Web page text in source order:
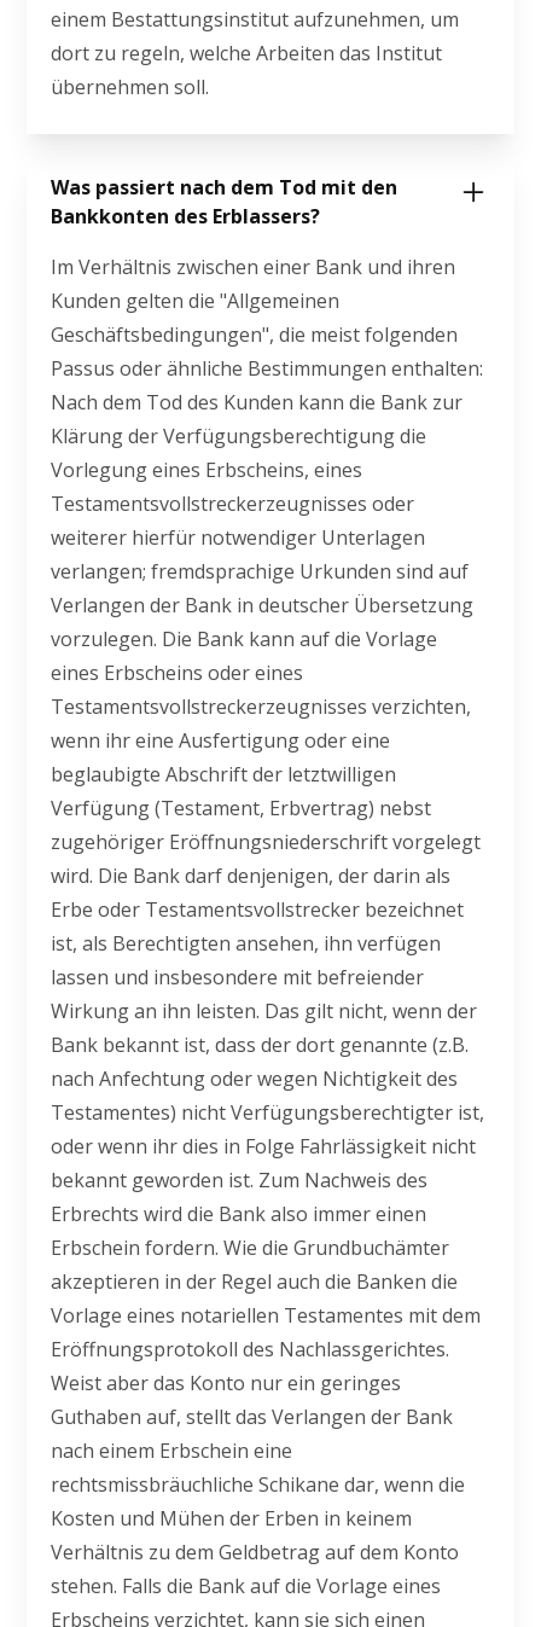
einem Bestattungsinstitut aufzunehmen, um
dort zu regeln, welche Arbeiten das Institut
übernehmen soll.
Was passiert nach dem Tod mit den
Bankkonten des Erblassers?
Im Verhältnis zwischen einer Bank und ihren
Kunden gelten die "Allgemeinen
Geschäftsbedingungen", die meist folgenden
Passus oder ähnliche Bestimmungen enthalten:
Nach dem Tod des Kunden kann die Bank zur
Klärung der Verfügungsberechtigung die
Vorlegung eines Erbscheins, eines
Testamentsvollstreckerzeugnisses oder
weiterer hierfür notwendiger Unterlagen
verlangen; fremdsprachige Urkunden sind auf
Verlangen der Bank in deutscher Übersetzung
vorzulegen. Die Bank kann auf die Vorlage
eines Erbscheins oder eines
Testamentsvollstreckerzeugnisses verzichten,
wenn ihr eine Ausfertigung oder eine
beglaubigte Abschrift der letztwilligen
Verfügung (Testament, Erbvertrag) nebst
zugehöriger Eröffnungsniederschrift vorgelegt
wird. Die Bank darf denjenigen, der darin als
Erbe oder Testamentsvollstrecker bezeichnet
ist, als Berechtigten ansehen, ihn verfügen
lassen und insbesondere mit befreiender
Wirkung an ihn leisten. Das gilt nicht, wenn der
Bank bekannt ist, dass der dort genannte (z.B.
nach Anfechtung oder wegen Nichtigkeit des
Testamentes) nicht Verfügungsberechtigter ist,
oder wenn ihr dies in Folge Fahrlässigkeit nicht
bekannt geworden ist. Zum Nachweis des
Erbrechts wird die Bank also immer einen
Erbschein fordern. Wie die Grundbuchämter
akzeptieren in der Regel auch die Banken die
Vorlage eines notariellen Testamentes mit dem
Eröffnungsprotokoll des Nachlassgerichtes.
Weist aber das Konto nur ein geringes
Guthaben auf, stellt das Verlangen der Bank
nach einem Erbschein eine
rechtsmissbräuchliche Schikane dar, wenn die
Kosten und Mühen der Erben in keinem
Verhältnis zu dem Geldbetrag auf dem Konto
stehen. Falls die Bank auf die Vorlage eines
Erbscheins verzichtet, kann sie sich einen